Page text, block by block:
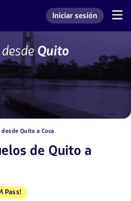
Ingresar a mi cuenta
Iniciar sesión
desdeQuito
Quito a Coca
de Quito a
Pass!